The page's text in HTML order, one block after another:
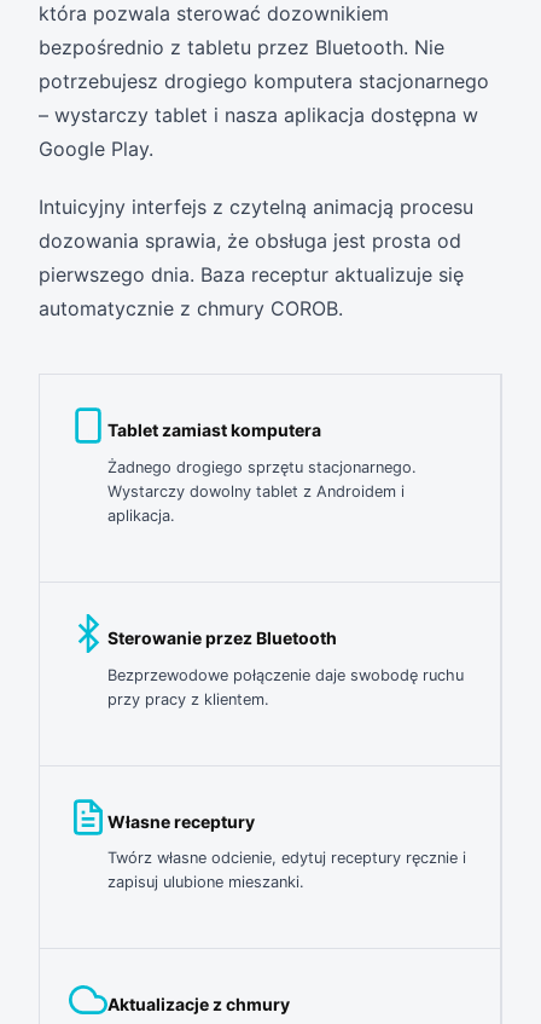
która pozwala sterować dozownikiem
bezpośrednio z tabletu przez Bluetooth. Nie
potrzebujesz drogiego komputera stacjonarnego
– wystarczy tablet i nasza aplikacja dostępna w
Google Play.
Intuicyjny interfejs z czytelną animacją procesu
dozowania sprawia, że obsługa jest prosta od
pierwszego dnia. Baza receptur aktualizuje się
automatycznie z chmury COROB.
Tablet zamiast komputera
Żadnego drogiego sprzętu stacjonarnego.
Wystarczy dowolny tablet z Androidem i
aplikacja.
Sterowanie przez Bluetooth
Bezprzewodowe połączenie daje swobodę ruchu
przy pracy z klientem.
Własne receptury
Twórz własne odcienie, edytuj receptury ręcznie i
zapisuj ulubione mieszanki.
Aktualizacje z chmury